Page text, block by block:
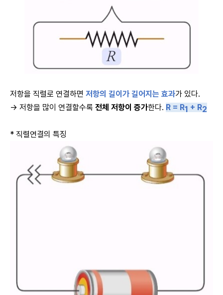
저항을 직렬로 연결하면 저항의 길이가 길어지는 효과가 있다.
→ 저항을 많이 연결할수록 전체 저항이 증가한다. R = R1 + R2
* 직렬연결의 특징